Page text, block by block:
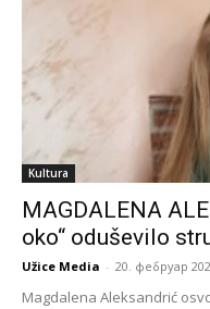
Kultura
MAGDALENA
oko“ oduševilo
Užice Media - 20. фебруар
Magdalena Aleksandrić